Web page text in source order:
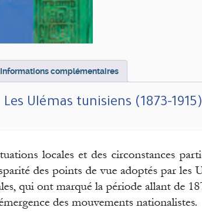
Informations complémentaires
Les Ulémas tunisiens (1873-1915)